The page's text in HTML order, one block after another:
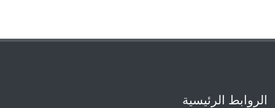
الروابط الرئيسية